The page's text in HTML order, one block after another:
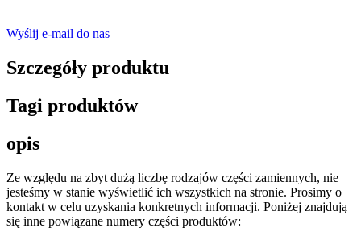
Wyślij e-mail do nas
Szczegóły produktu
Tagi produktów
opis
Ze względu na zbyt dużą liczbę rodzajów części zamiennych, nie
jesteśmy w stanie wyświetlić ich wszystkich na stronie. Prosimy o
kontakt w celu uzyskania konkretnych informacji. Poniżej znajdują
się inne powiązane numery części produktów: